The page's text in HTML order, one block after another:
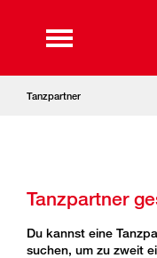
Tanzpartner
Tanzpartner
Du kannst eine
suchen, um zu zweit